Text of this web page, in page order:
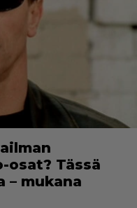
Tässä
– mukana